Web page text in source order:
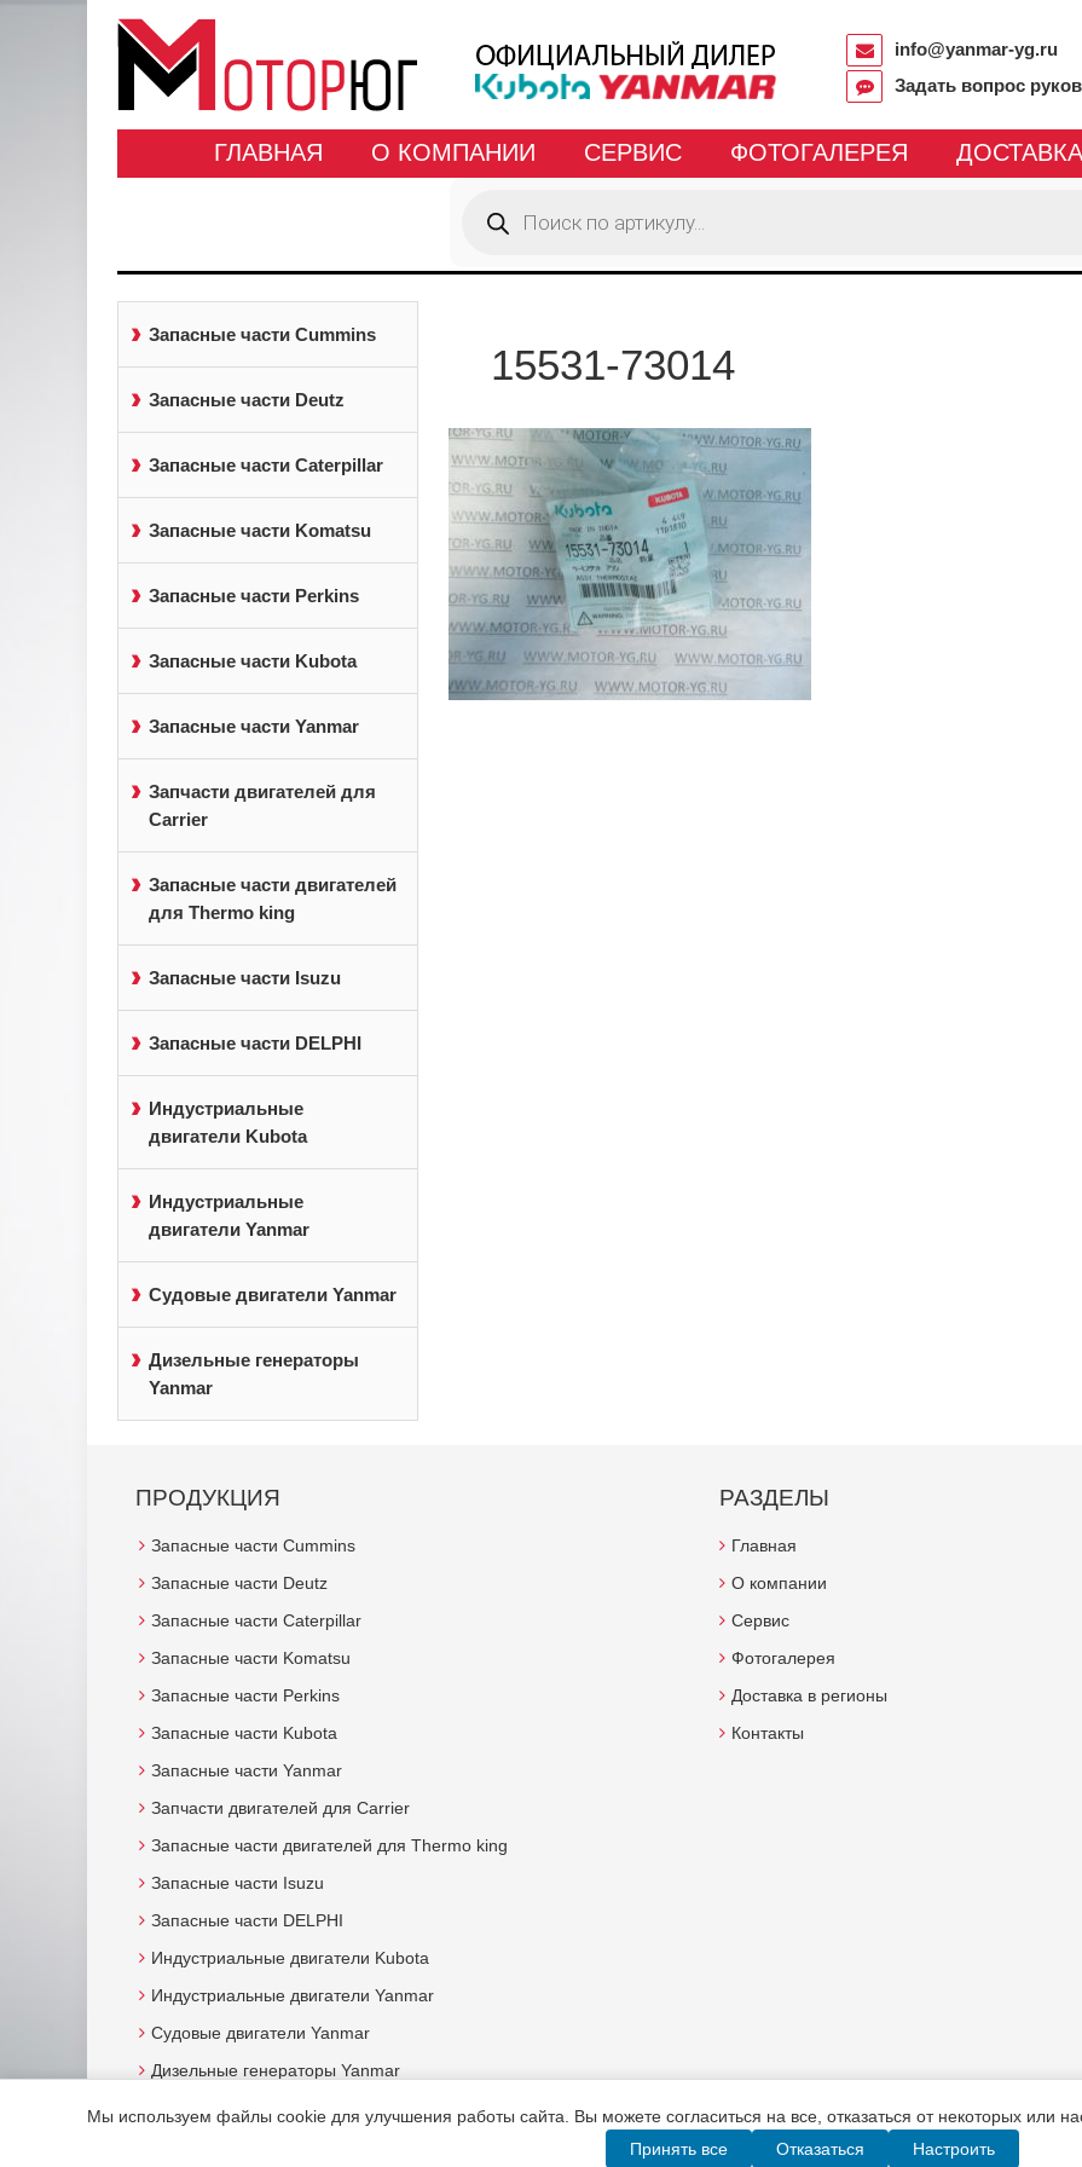
info@yanmar-yg.ru
Задать вопрос
ГЛАВНАЯ О КОМПАНИИ СЕРВИС ФОТОГАЛЕРЕЯ
товаров
Запасные части Cummins
Запасные части Deutz
Запасные части Caterpillar
Запасные части Komatsu
Запасные части Perkins
Запасные части Kubota
Запасные части Yanmar
Запчасти двигателей для
Carrier
Запасные части двигателей
для Thermo king
Запасные части Isuzu
Запасные части DELPHI
Индустриальные
двигатели Kubota
Индустриальные
двигатели Yanmar
Судовые двигатели Yanmar
Дизельные генераторы
Yanmar
15531-73014
ПРОДУКЦИЯ
Запасные части Cummins
Запасные части Deutz
Запасные части Caterpillar
Запасные части Komatsu
Запасные части Perkins
Запасные части Kubota
Запасные части Yanmar
Запчасти двигателей для Carrier
Запасные части двигателей для Thermo king
Запасные части Isuzu
Запасные части DELPHI
Индустриальные двигатели Kubota
Индустриальные двигатели Yanmar
Судовые двигатели Yanmar
Дизельные генераторы Yanmar
РАЗДЕЛЫ
Главная
О компании
Сервис
Фотогалерея
Доставка в регионы
Контакты
Мы используем файлы cookie для улучшения работы сайта. Вы можете согласиться на все, отказаться от некоторых или
Принять все
Отказаться Настроить